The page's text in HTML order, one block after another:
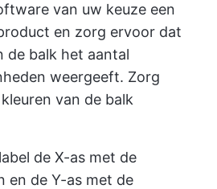
van uw keuze een
en zorg ervoor dat
de balk het aantal
weergeeft. Zorg
van de balk
de X-as met de
en de Y-as met de